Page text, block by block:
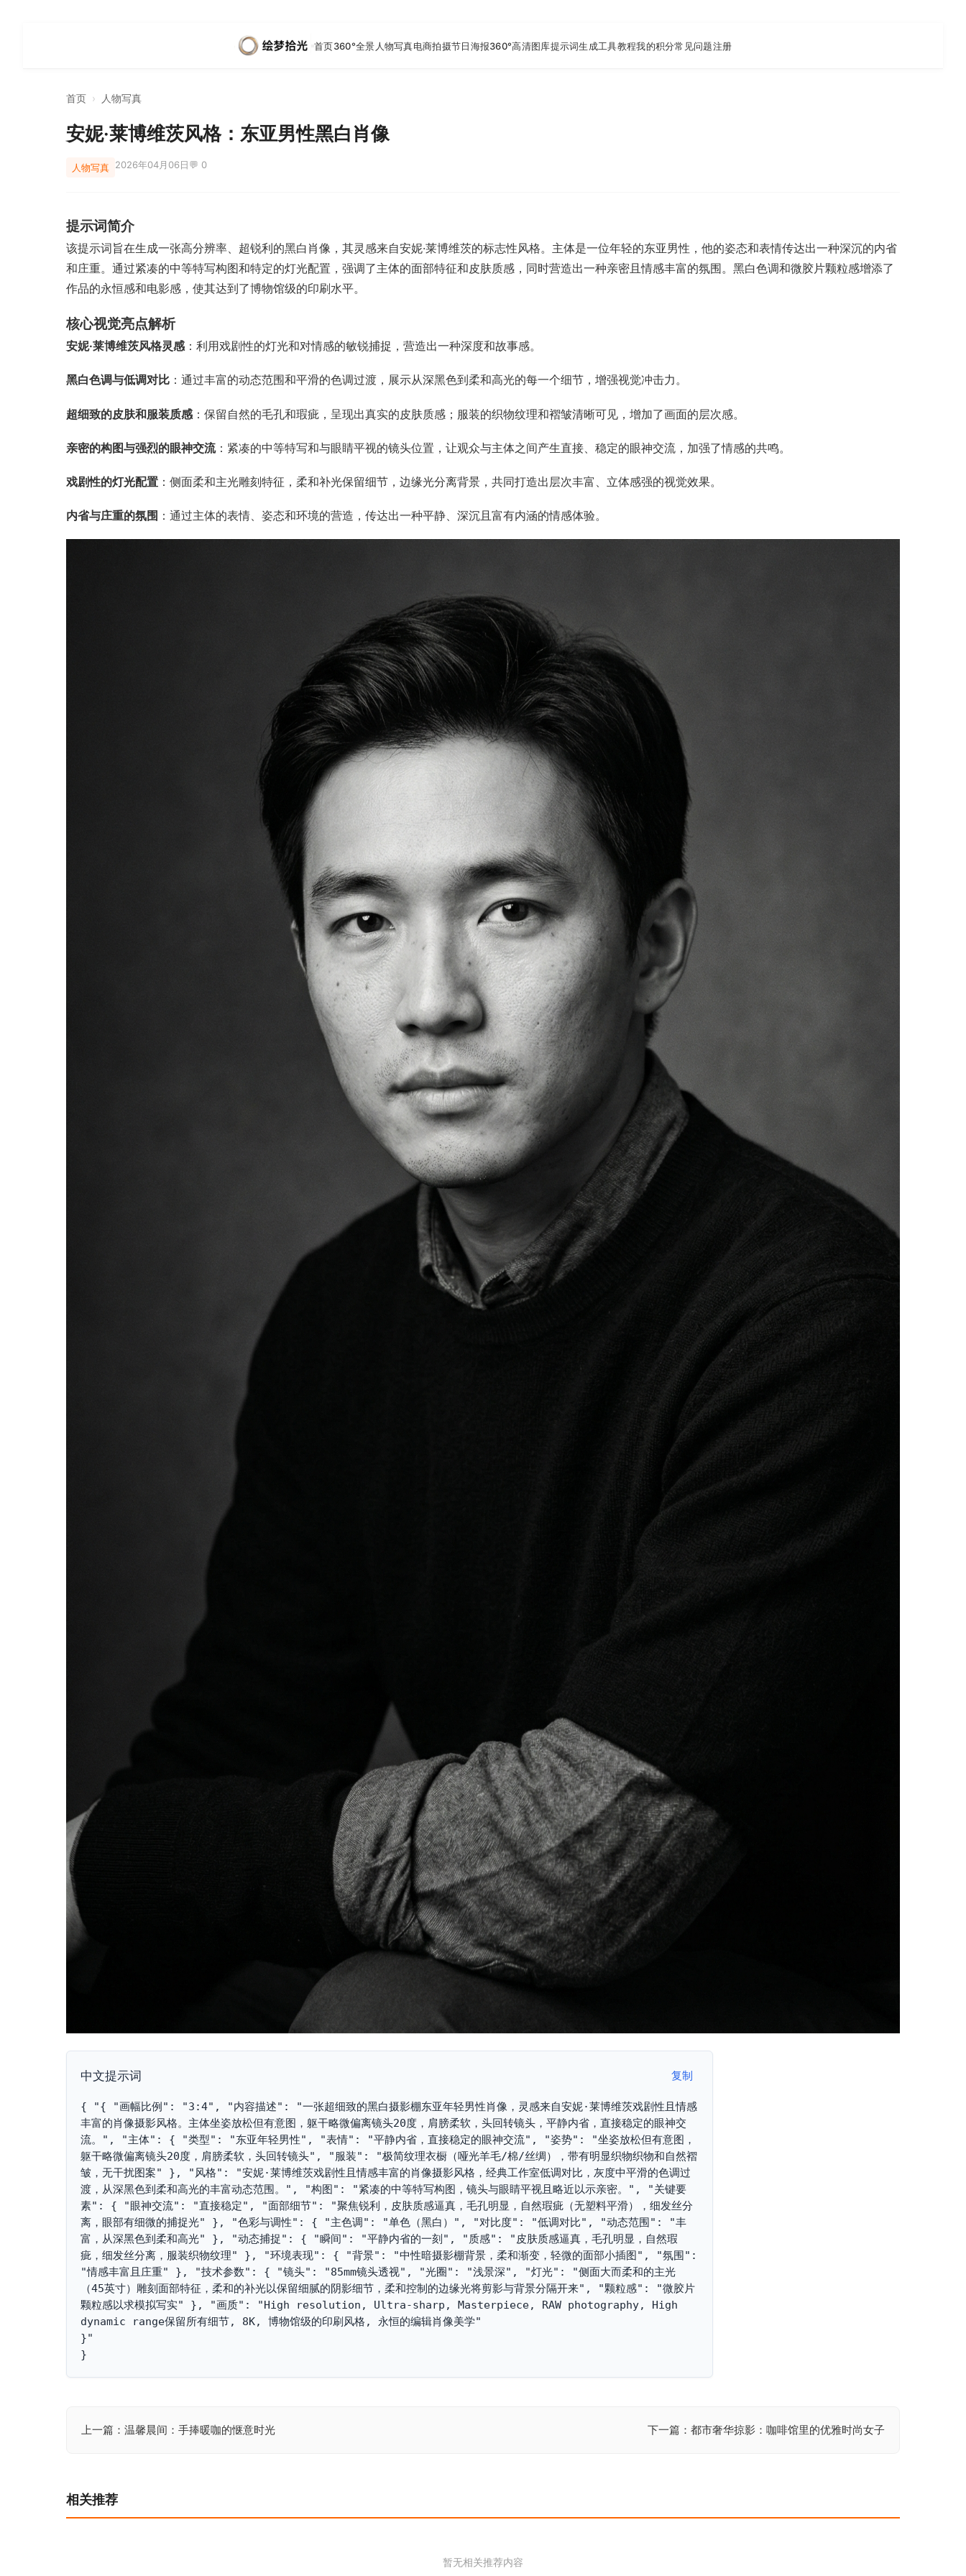
首页360°全景 人物写真电商拍摄节日海报360°高清图库提示词生成工具教程我的积分常见问题注册
首页 › 人物写真
安妮·莱博维茨风格：东亚男性黑白肖像
人物写真 2026年04月06日💬 0
提示词简介
该提示词旨在生成一张高分辨率、超锐利的黑白肖像，其灵感来自安妮·莱博维茨的标志性风格。主体是一位年轻的东亚男性，他的姿态和表情传达出一种深沉的内省
和庄重。通过紧凑的中等特写构图和特定的灯光配置，强调了主体的面部特征和皮肤质感，同时营造出一种亲密且情感丰富的氛围。黑白色调和微胶片颗粒感增添了
作品的永恒感和电影感，使其达到了博物馆级的印刷水平。
核心视觉亮点解析
安妮·莱博维茨风格灵感：利用戏剧性的灯光和对情感的敏锐捕捉，营造出一种深度和故事感。
黑白色调与低调对比 ：通过丰富的动态范围和平滑的色调过渡，展示从深黑色到柔和高光的每一个细节，增强视觉冲击力。
超细致的皮肤和服装质感 ：保留自然的毛孔和瑕疵，呈现出真实的皮肤质感；服装的织物纹理和褶皱清晰可见，增加了画面的层次感。
亲密的构图与强烈的眼神交流：紧凑的中等特写和与眼睛平视的镜头位置，让观众与主体之间产生直接、稳定的眼神交流，加强了情感的共鸣。
戏剧性的灯光配置 ：侧面柔和主光雕刻特征，柔和补光保留细节，边缘光分离背景，共同打造出层次丰富、立体感强的视觉效果。
内省与庄重的氛围 ：通过主体的表情、姿态和环境的营造，传达出一种平静、深沉且富有内涵的情感体验。
中文提示词 复制
{ "{ "画幅比例": "3:4", "内容描述": "一张超细致的黑白摄影棚东亚年轻男性肖像，灵感来自安妮·莱博维茨戏剧性且情感
丰富的肖像摄影风格。主体坐姿放松但有意图，躯干略微偏离镜头20度，肩膀柔软，头回转镜头，平静内省，直接稳定的眼神交
流。", "主体": { "类型": "东亚年轻男性", "表情": "平静内省，直接稳定的眼神交流", "姿势": "坐姿放松但有意图，
躯干略微偏离镜头20度，肩膀柔软，头回转镜头", "服装": "极简纹理衣橱（哑光羊毛/棉/丝绸），带有明显织物织物和自然褶
皱，无干扰图案" }, "风格": "安妮·莱博维茨戏剧性且情感丰富的肖像摄影风格，经典工作室低调对比，灰度中平滑的色调过
渡，从深黑色到柔和高光的丰富动态范围。", "构图": "紧凑的中等特写构图，镜头与眼睛平视且略近以示亲密。", "关键要
素": { "眼神交流": "直接稳定", "面部细节": "聚焦锐利，皮肤质感逼真，毛孔明显，自然瑕疵（无塑料平滑），细发丝分
离，眼部有细微的捕捉光" }, "色彩与调性": { "主色调": "单色（黑白）", "对比度": "低调对比", "动态范围": "丰
富，从深黑色到柔和高光" }, "动态捕捉": { "瞬间": "平静内省的一刻", "质感": "皮肤质感逼真，毛孔明显，自然瑕
疵，细发丝分离，服装织物纹理" }, "环境表现": { "背景": "中性暗摄影棚背景，柔和渐变，轻微的面部小插图", "氛围":
"情感丰富且庄重" }, "技术参数": { "镜头": "85mm镜头透视", "光圈": "浅景深", "灯光": "侧面大而柔和的主光
（45英寸）雕刻面部特征，柔和的补光以保留细腻的阴影细节，柔和控制的边缘光将剪影与背景分隔开来", "颗粒感": "微胶片
颗粒感以求模拟写实" }, "画质": "High resolution, Ultra-sharp, Masterpiece, RAW photography, High
dynamic range保留所有细节, 8K, 博物馆级的印刷风格, 永恒的编辑肖像美学"
}"
}
文
航
上一篇：温馨晨间：手捧暖咖的惬意时光 下一篇：都市奢华掠影：咖啡馆里的优雅时尚女子
相关推荐
暂无相关推荐内容